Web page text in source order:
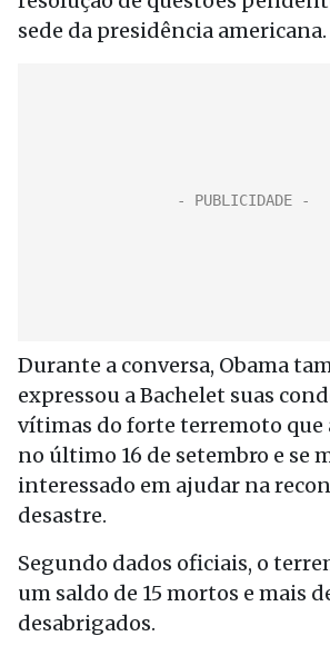
sede da presidência americana.
Durante a conversa, Obama
expressou a Bachelet suas
vítimas do forte terremoto que
no último 16 de setembro e se
interessado em ajudar na
desastre.
Segundo dados oficiais, o
um saldo de 15 mortos e mais
desabrigados.